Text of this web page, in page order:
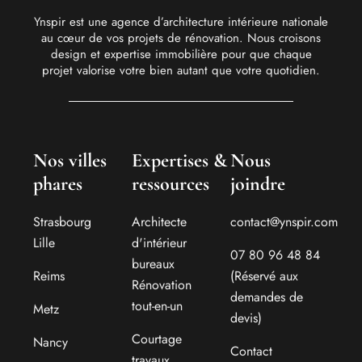
Ynspir est une agence d’architecture intérieure nationale
au cœur de vos projets de rénovation. Nous croisons
design et expertise immobilière pour que chaque
projet valorise votre bien autant que votre quotidien.
Nos villes
phares
Strasbourg
Lille
Reims
Metz
Nancy
Expertises &
ressources
Architecte
d'intérieur
bureaux
Rénovation
tout-en-un
Courtage
Nous
joindre
contact@ynspir.com
07 80 96 48 84
(Réservé aux
demandes de
devis)
Contact